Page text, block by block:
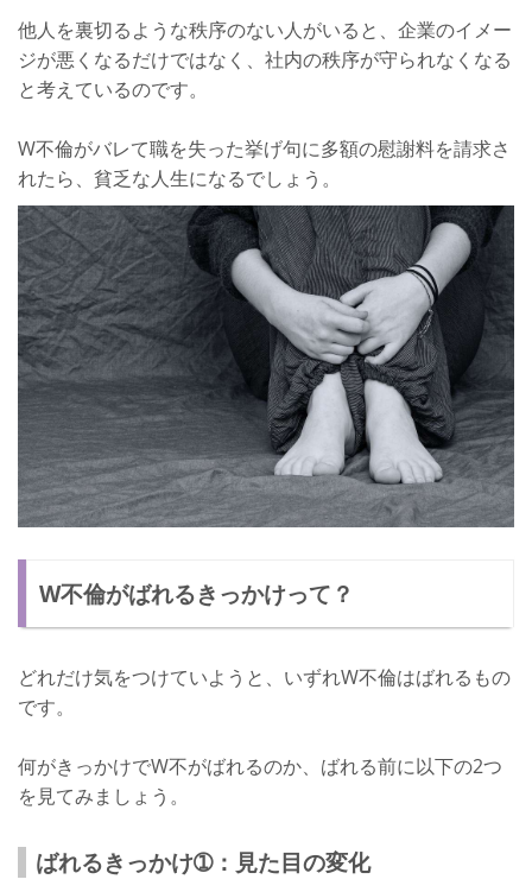
他人を裏切るような秩序のない人がいると、企業のイメー
ジが悪くなるだけではなく、社内の秩序が守られなくなる
と考えているのです。
W不倫がバレて職を失った挙げ句に多額の慰謝料を請求さ
れたら、貧乏な人生になるでしょう。
W不倫がばれるきっかけって？
どれだけ気をつけていようと、いずれW不倫はばれるもの
です。
何がきっかけでW不がばれるのか、ばれる前に以下の2つ
を見てみましょう。
ばれるきっかけ➀：見た目の変化